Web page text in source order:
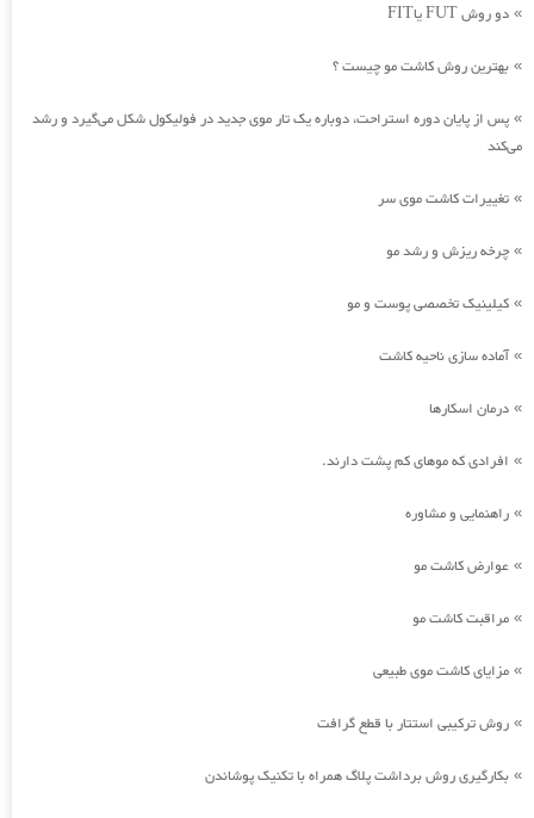
» دو روش FUT یاFIT
» بهترین روش کاشت مو چیست ؟
» پس از پایان دوره استراحت، دوباره یک تار موی جدید در فولیکول شکل می‌گیرد و رشد
می‌کند
» تغییرات کاشت موی سر
» چرخه ریزش و رشد مو
» کیلینیک تخصصی پوست و مو
»آماده سازی ناحیه کاشت
» درمان اسکارها
» افرادی که موهای کم پشت دارند.
» راهنمایی و مشاوره
» عوارض کاشت مو
» مراقبت کاشت مو
» مزایای کاشت موی طبیعی
» روش ترکیبی استتار با قطع گرافت
» بکارگیری روش برداشت پلاگ همراه با تکنیک پوشاندن